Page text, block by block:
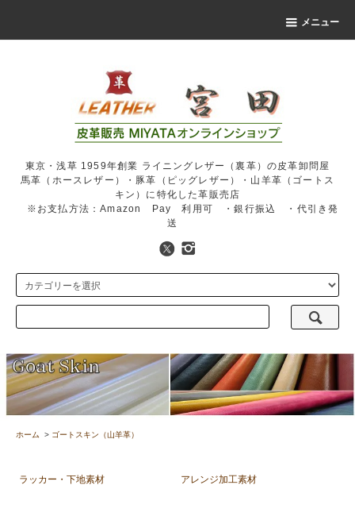
メニュー
東京・浅草 1959年創業 ライニングレザー（裏革）の皮革卸問屋
馬革（ホースレザー）・豚革（ピッグレザー）・山羊革（ゴートス
キン）に特化した革販売店
※お支払方法：Amazon Pay 利用可 ・銀行振込 ・代引き発
送
ホーム > ゴートスキン（山羊革）
ラッカー・下地素材 アレンジ加工素材